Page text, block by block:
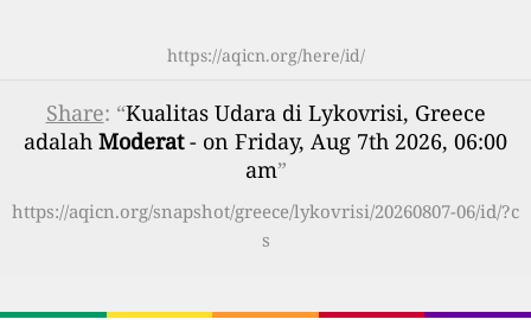
https://aqicn.org/here/id/
Share: “Kualitas Udara di Lykovrisi, Greece
adalah Moderat- on Friday, Aug 7th 2026, 06:00
am”
https://aqicn.org/snapshot/greece/lykovrisi/20260807-06/id/?c
s